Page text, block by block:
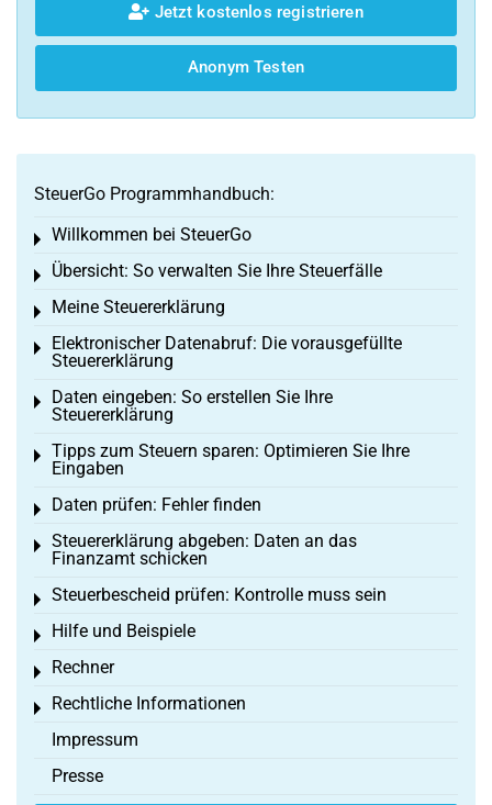
Jetzt kostenlos registrieren
Anonym Testen
SteuerGo Programmhandbuch:
Willkommen bei SteuerGo
Toggle menu
Übersicht: So verwalten Sie Ihre Steuerfälle
Toggle menu
Meine Steuererklärung
Toggle menu
Elektronischer Datenabruf: Die vorausgefüllte
Steuererklärung
Toggle menu
Daten eingeben: So erstellen Sie Ihre
Steuererklärung
Toggle menu
Tipps zum Steuern sparen: Optimieren Sie Ihre
Eingaben
Toggle menu
Daten prüfen: Fehler finden
Toggle menu
Steuererklärung abgeben: Daten an das
Finanzamt schicken
Toggle menu
Steuerbescheid prüfen: Kontrolle muss sein
Toggle menu
Hilfe und Beispiele
Toggle menu
Rechner
Toggle menu
Rechtliche Informationen
Toggle menu
Impressum
Presse